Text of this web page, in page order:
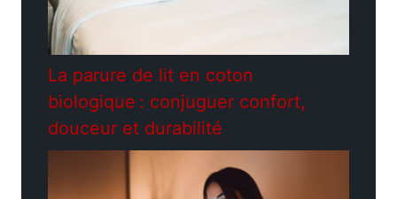
La parure de lit en coton
biologique : conjuguer confort,
douceur et durabilité